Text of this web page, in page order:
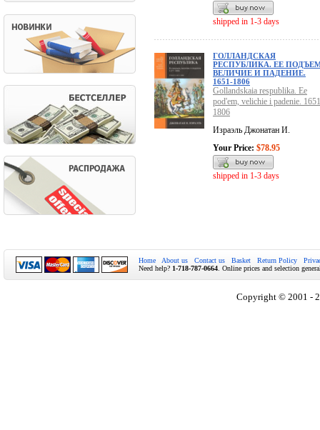
shipped in 1-3 days
ГОЛЛАНДСКАЯ
РЕСПУБЛИКА. ЕЕ
ВЕЛИЧИЕ И ПАДЕНИЕ.
1651-1806
Gollandskaia respublika. Ee
pod'em, velichie i padenie.
1806
Израэль Джонатан И.
Your Price: $78.95
shipped in 1-3 days
Home About us Contact us Basket Return Policy
Need help? 1-718-787-0664 . Online prices and selection
Copyright © 2001 -